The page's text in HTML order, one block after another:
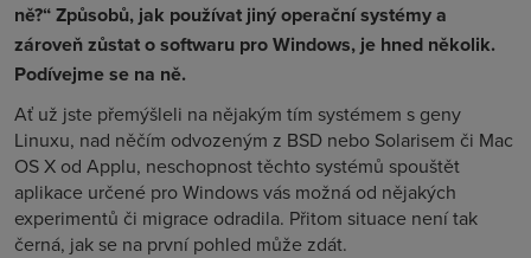
ně?“ Způsobů, jak používat jiný operační systémy a
zároveň zůstat o softwaru pro Windows, je hned několik.
Podívejme se na ně.
Ať už jste přemýšleli na nějakým tím systémem s geny
Linuxu, nad něčím odvozeným z BSD nebo Solarisem či Mac
OS X od Applu, neschopnost těchto systémů spouštět
aplikace určené pro Windows vás možná od nějakých
experimentů či migrace odradila. Přitom situace není tak
černá, jak se na první pohled může zdát.